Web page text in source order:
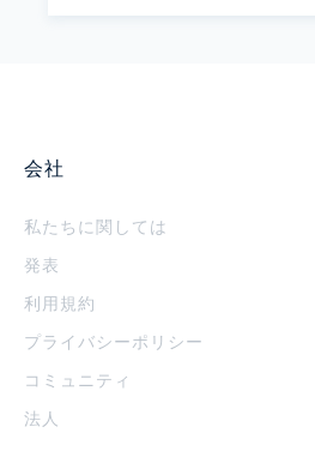
会社
私たちに関しては
発表
利用規約
プライバシーポリシー
コミュニティ
法人